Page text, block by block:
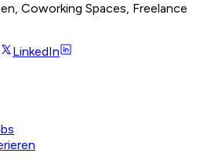
Coworking Spaces, Freelance
LinkedIn